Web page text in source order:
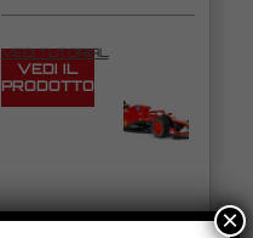
VEDI TUTORIAL
VEDI IL
PRODOTTO
0563IL ×